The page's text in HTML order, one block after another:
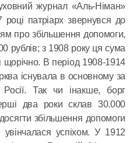
журнал «Аль-Німан»
патріарх звернувся до
про збільшення допомоги,
рублів; з 1908 року ця сума
щорічно. В період 1908-1914
існувала в основному за
Так чи інакше, борг
два роки склав 30.000
збільшення допомоги
успіхом. У 1912